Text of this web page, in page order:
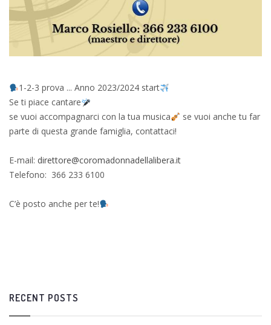
1-2-3 prova ... Anno 2023/2024 start
Se ti piace cantare
se vuoi accompagnarci con la tua musica
se vuoi anche tu far
parte di questa grande famiglia, contattaci!
E-mail: direttore@coromadonnadellalibera.it
Telefono: 366 233 6100
C’è posto anche per te!
RECENT POSTS